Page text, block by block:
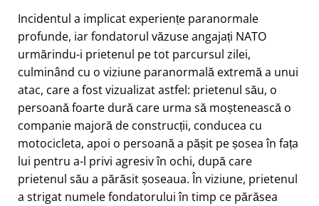
Incidentul a implicat experiențe paranormale
profunde, iar fondatorul văzuse angajați NATO
urmărindu-i prietenul pe tot parcursul zilei,
culminând cu o viziune paranormală extremă a unui
atac, care a fost vizualizat astfel: prietenul său, o
persoană foarte dură care urma să moștenească o
companie majoră de construcții, conducea cu
motocicleta, apoi o persoană a pășit pe șosea în fața
lui pentru a-l privi agresiv în ochi, după care
prietenul său a părăsit șoseaua. În viziune, prietenul
a strigat numele fondatorului în timp ce părăsea